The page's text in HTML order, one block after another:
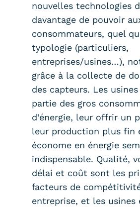
nouvelles technologies
davantage de pouvoir
consommateurs, quel
typologie (particuliers,
entreprises/usines…),
grâce à la collecte de
des capteurs. Les
partie des gros
d’énergie, leur offrir un
leur production plus fin
économe en énergie
indispensable. Qualité,
délai et coût sont les
facteurs de
entreprise, et les usines